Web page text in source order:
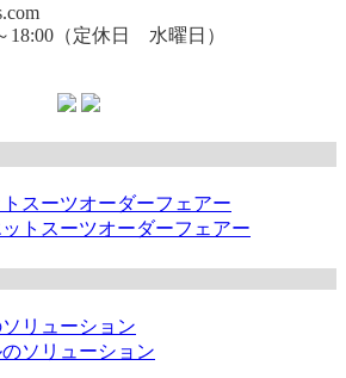
18:00（定休日 水曜日）
スーツオーダーフェアー
リューション